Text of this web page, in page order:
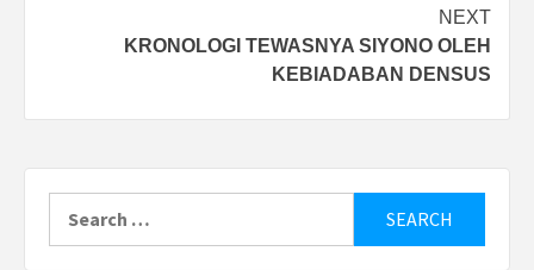
NEXT
KRONOLOGI TEWASNYA SIYONO OLEH
KEBIADABAN DENSUS
for: